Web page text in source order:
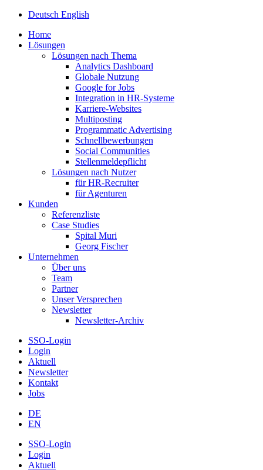
Deutsch English
Home
Lösungen
Lösungen nach Thema
Analytics Dashboard
Globale Nutzung
Google for Jobs
Integration in HR-Systeme
Karriere-Websites
Multiposting
Programmatic Advertising
Schnellbewerbungen
Social Communities
Stellenmeldepflicht
Lösungen nach Nutzer
für HR-Recruiter
für Agenturen
Kunden
Referenzliste
Case Studies
Spital Muri
Georg Fischer
Unternehmen
Über uns
Team
Partner
Unser Versprechen
Newsletter
Newsletter-Archiv
SSO-Login
Login
Aktuell
Newsletter
Kontakt
Jobs
DE
EN
SSO-Login
Login
Aktuell